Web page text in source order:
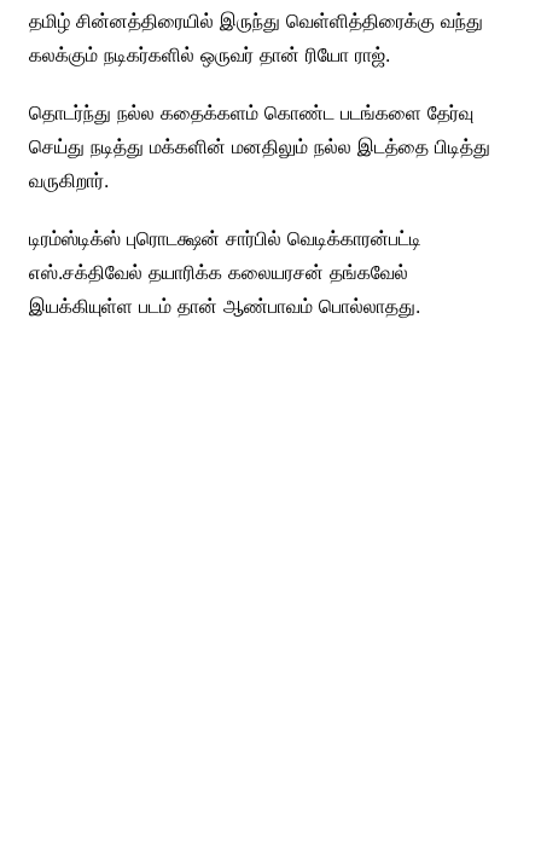
தமிழ் சின்னத்திரையில் இருந்து வெள்ளித்திரைக்கு வந்து
கலக்கும் நடிகர்களில் ஒருவர் தான் ரியோ ராஜ்.
தொடர்ந்து நல்ல கதைக்களம் கொண்ட படங்களை தேர்வு
செய்து நடித்து மக்களின் மனதிலும் நல்ல இடத்தை பிடித்து
வருகிறார்.
டிரம்ஸ்டிக்ஸ் புரொடக்ஷன் சார்பில் வெடிக்காரன்பட்டி
எஸ்.சக்திவேல் தயாரிக்க கலையரசன் தங்கவேல்
இயக்கியுள்ள படம் தான் ஆண்பாவம் பொல்லாதது.